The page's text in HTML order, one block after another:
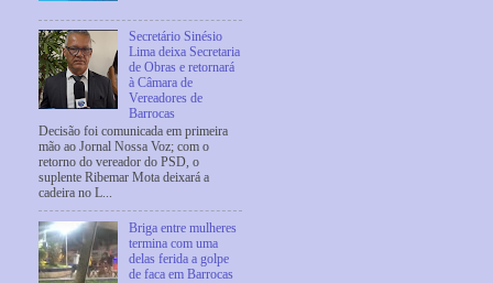
Secretário Sinésio
Lima deixa Secretaria
de Obras e retornará
à Câmara de
Vereadores de
Barrocas
Decisão foi comunicada em primeira
mão ao Jornal Nossa Voz; com o
retorno do vereador do PSD, o
suplente Ribemar Mota deixará a
cadeira no L...
Briga entre mulheres
termina com uma
delas ferida a golpe
de faca em Barrocas